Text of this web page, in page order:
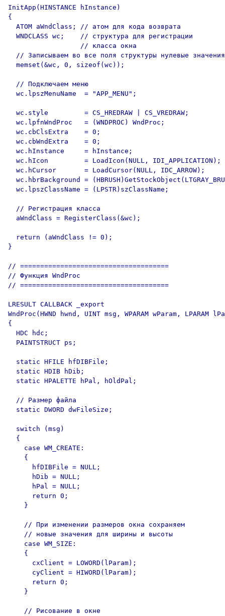
InitApp(HINSTANCE hInstance)
{
  ATOM aWndClass; // атом для кода возврата
  WNDCLASS wc;    // структура для регистрации
                  // класса окна
  // Записываем во все поля структуры нулевые значения
  memset(&wc, 0, sizeof(wc));
  // Подключаем меню
  wc.lpszMenuName  = "APP_MENU";
  wc.style         = CS_HREDRAW | CS_VREDRAW;
  wc.lpfnWndProc   = (WNDPROC) WndProc;
  wc.cbClsExtra    = 0;
  wc.cbWndExtra    = 0;
  wc.hInstance     = hInstance;
  wc.hIcon         = LoadIcon(NULL, IDI_APPLICATION);
  wc.hCursor       = LoadCursor(NULL, IDC_ARROW);
wc.hbrBackground =
  wc.lpszClassName = (LPSTR)szClassName;
  // Регистрация класса
  aWndClass = RegisterClass(&wc);
  return (aWndClass != 0);
}
// =====================================
// Функция WndProc
// =====================================
LRESULT CALLBACK _export
WndProc(HWND hwnd, UINT msg, WPARAM wParam, LPARAM
{
  HDC hdc;
  PAINTSTRUCT ps;
  static HFILE hfDIBFile;
  static HDIB hDib;
  static HPALETTE hPal, hOldPal;
  // Размер файла
  static DWORD dwFileSize;
  switch (msg)
  {
    case WM_CREATE:
    {
      hfDIBFile = NULL;
      hDib = NULL;
      hPal = NULL;
      return 0;
    }
    // При изменении размеров окна сохраняем
    // новые значения для ширины и высоты
    case WM_SIZE:
    {
      cxClient = LOWORD(lParam);
      cyClient = HIWORD(lParam);
      return 0;
    }
    // Рисование в окне